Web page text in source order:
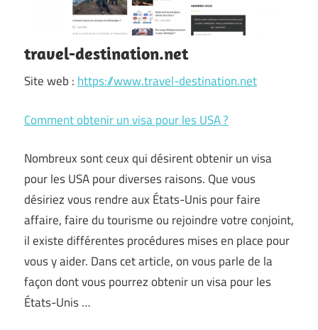
travel-destination.net
Site web : https://www.travel-destination.net
Comment obtenir un visa pour les USA ?
Nombreux sont ceux qui désirent obtenir un visa
pour les USA pour diverses raisons. Que vous
désiriez vous rendre aux États-Unis pour faire
affaire, faire du tourisme ou rejoindre votre conjoint,
il existe différentes procédures mises en place pour
vous y aider. Dans cet article, on vous parle de la
façon dont vous pourrez obtenir un visa pour les
États-Unis …